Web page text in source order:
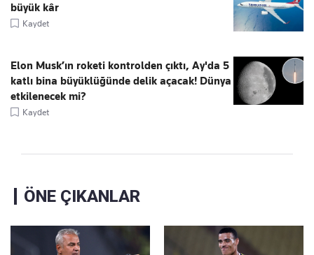
büyük kâr
Kaydet
Elon Musk’ın roketi kontrolden çıktı, Ay'da 5
katlı bina büyüklüğünde delik açacak! Dünya
etkilenecek mi?
Kaydet
ÖNE ÇIKANLAR